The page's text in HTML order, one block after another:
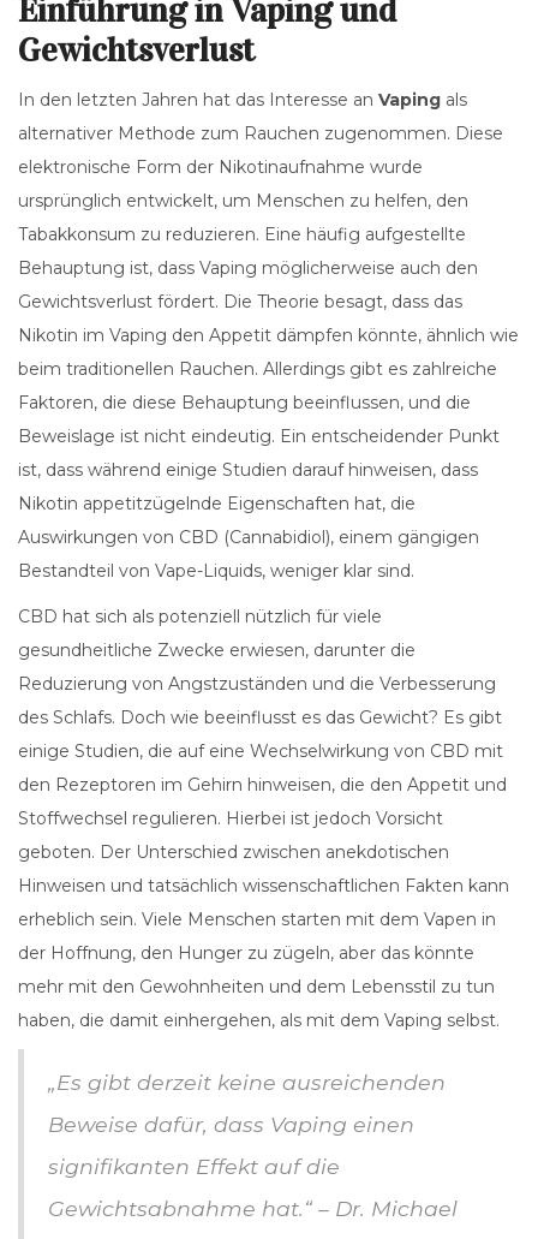
Einführung in Vaping und
Gewichtsverlust
In den letzten Jahren hat das Interesse an Vaping als
alternativer Methode zum Rauchen zugenommen. Diese
elektronische Form der Nikotinaufnahme wurde
ursprünglich entwickelt, um Menschen zu helfen, den
Tabakkonsum zu reduzieren. Eine häufig aufgestellte
Behauptung ist, dass Vaping möglicherweise auch den
Gewichtsverlust fördert. Die Theorie besagt, dass das
Nikotin im Vaping den Appetit dämpfen könnte, ähnlich wie
beim traditionellen Rauchen. Allerdings gibt es zahlreiche
Faktoren, die diese Behauptung beeinflussen, und die
Beweislage ist nicht eindeutig. Ein entscheidender Punkt
ist, dass während einige Studien darauf hinweisen, dass
Nikotin appetitzügelnde Eigenschaften hat, die
Auswirkungen von CBD (Cannabidiol), einem gängigen
Bestandteil von Vape-Liquids, weniger klar sind.
CBD hat sich als potenziell nützlich für viele
gesundheitliche Zwecke erwiesen, darunter die
Reduzierung von Angstzuständen und die Verbesserung
des Schlafs. Doch wie beeinflusst es das Gewicht? Es gibt
einige Studien, die auf eine Wechselwirkung von CBD mit
den Rezeptoren im Gehirn hinweisen, die den Appetit und
Stoffwechsel regulieren. Hierbei ist jedoch Vorsicht
geboten. Der Unterschied zwischen anekdotischen
Hinweisen und tatsächlich wissenschaftlichen Fakten kann
erheblich sein. Viele Menschen starten mit dem Vapen in
der Hoffnung, den Hunger zu zügeln, aber das könnte
mehr mit den Gewohnheiten und dem Lebensstil zu tun
haben, die damit einhergehen, als mit dem Vaping selbst.
„Es gibt derzeit keine ausreichenden
Beweise dafür, dass Vaping einen
signifikanten Effekt auf die
Gewichtsabnahme hat.“ – Dr. Michael